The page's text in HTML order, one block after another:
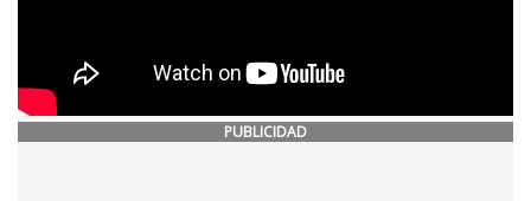
PUBLICIDAD